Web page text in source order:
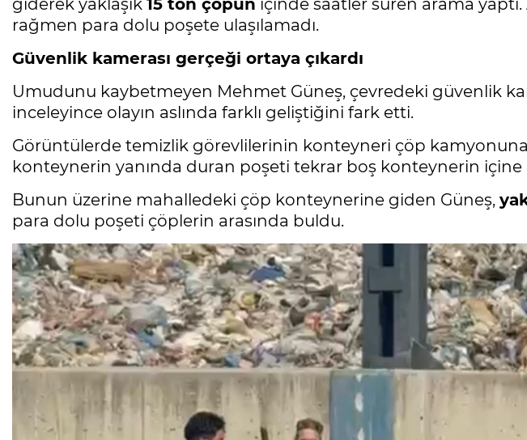
giderek yaklaşık 15 ton çöpün içinde saatler süren arama
rağmen para dolu poşete ulaşılamadı.
Güvenlik kamerası gerçeği ortaya çıkardı
Umudunu kaybetmeyen Mehmet Güneş, çevredeki güvenlik
inceleyince olayın aslında farklı geliştiğini fark etti.
Görüntülerde temizlik görevlilerinin konteyneri çöp
konteynerin yanında duran poşeti tekrar boş konteynerin içine
Bunun üzerine mahalledeki çöp konteynerine giden Güneş,
para dolu poşeti çöplerin arasında buldu.